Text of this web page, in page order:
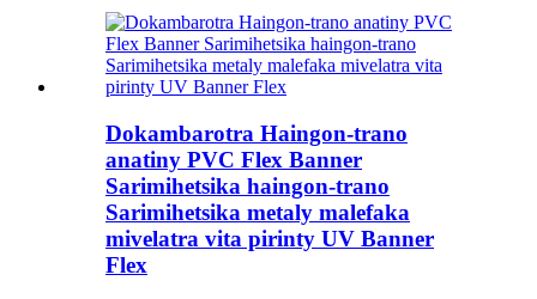
Dokambarotra Haingon-trano
anatiny PVC Flex Banner
Sarimihetsika haingon-trano
Sarimihetsika metaly malefaka
mivelatra vita pirinty UV Banner
Flex